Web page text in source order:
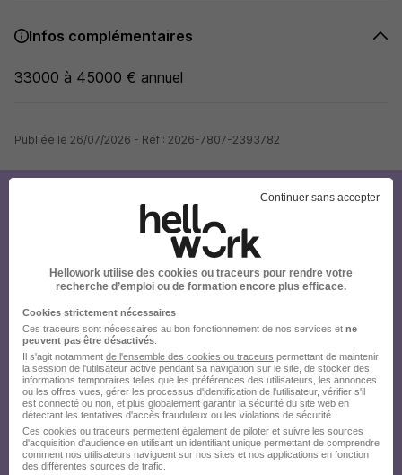
Infos complémentaires
33000 à 45000 € annuel
Publiée le 26/07/2026 - Réf : 2026-7807-2393782
Créez votre compte Hellowork et
envoyez votre candidature !
Continuer sans accepter
Hellowork utilise des cookies ou traceurs pour rendre votre
recherche d’emploi ou de formation encore plus efficace.
Cookies strictement nécessaires
Ces traceurs sont nécessaires au bon fonctionnement de nos services et ne
peuvent pas être désactivés
Il s'agit notamment de l'ensemble des cookies ou traceurs permettant de maintenir
la session de l'utilisateur active pendant sa navigation sur le site, de stocker des
informations temporaires telles que les préférences des utilisateurs, les annonces
ou les offres vues, gérer les processus d'identification de l'utilisateur, vérifier s'il
est connecté ou non, et plus globalement garantir la sécurité du site web en
détectant les tentatives d'accès frauduleux ou les violations de sécurité.
Ces cookies ou traceurs permettent également de piloter et suivre les sources
d'acquisition d'audience en utilisant un identifiant unique permettant de comprendre
comment nos utilisateurs naviguent sur nos sites et nos applications en fonction
des différentes sources de trafic.